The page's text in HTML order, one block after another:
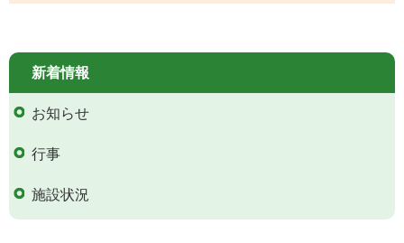
新着情報
お知らせ
行事
施設状況